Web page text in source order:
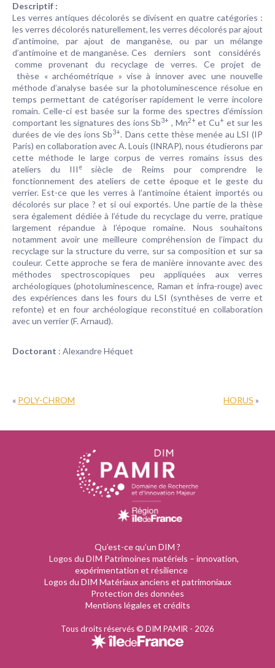
Descriptif :
Les verres antiques décolorés se divisent en quatre catégories :
les verres décolorés naturellement, les verres décolorés par ajout
d’antimoine, par ajout de manganèse, ou par un mélange
d’antimoine et de manganèse. Ces derniers sont considérés
comme provenant du recyclage de verres. Ce projet de
thèse « archéométrique » vise à innover avec une nouvelle
méthode d’analyse basée sur la photoluminescence résolue en
temps permettant de catégoriser rapidement le verre incolore
romain. Celle-ci est basée sur la forme des spectres d’émission
comportant les signatures des ions Sb3+ , Mn2+ et Cu+ et sur les
durées de vie des ions Sb3+. Dans cette thèse menée au LSI (IP
Paris) en collaboration avec A. Louis (INRAP), nous étudierons par
cette méthode le large corpus de verres romains issus des
ateliers du III esiècle de Reims pour comprendre le
fonctionnement des ateliers de cette époque et le geste du
verrier. Est-ce que les verres à l’antimoine étaient importés ou
décolorés sur place ? et si oui exportés. Une partie de la thèse
sera également dédiée à l’étude du recyclage du verre, pratique
largement répandue à l’époque romaine. Nous souhaitons
notamment avoir une meilleure compréhension de l’impact du
recyclage sur la structure du verre, sur sa composition et sur sa
couleur. Cette approche se fera de manière innovante avec des
méthodes spectroscopiques peu appliquées aux verres
archéologiques (photoluminescence, Raman et infra-rouge) avec
des expériences dans les fours du LSI (synthèses de verre et
refonte) et en four archéologique reconstitué en collaboration
avec un verrier (F. Arnaud).
Doctorant : Alexandre Héquet
« POLY-CHROM HORUS »
Qu’est-ce qu’un DIM ?
Logos du DIM Patrimoines matériels – innovation,
expérimentation et résilience
Logos du DIM Matériaux anciens et patrimoniaux
Protection des données
Mentions légales et crédits
Tous droits réservés © DIM PAMIR - 2026